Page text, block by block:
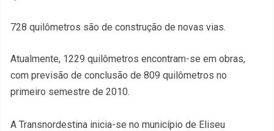
728 quilômetros são de construção de novas vias.
Atualmente, 1229 quilômetros encontram-se em obras,
com previsão de conclusão de 809 quilômetros no
primeiro semestre de 2010.
A Transnordestina inicia-se no município de Eliseu